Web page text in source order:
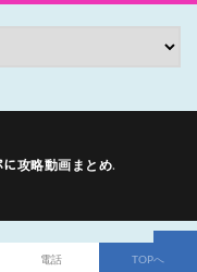
に攻略動画まとめ.
電話 TOPへ